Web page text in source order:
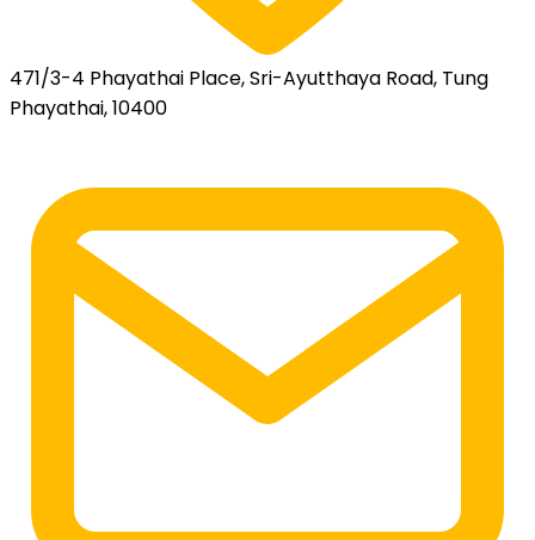
471/3-4 Phayathai Place, Sri-Ayutthaya Road, Tung
Phayathai, 10400